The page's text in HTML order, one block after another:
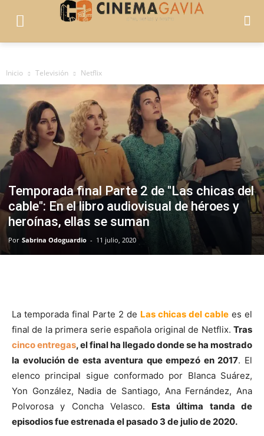
Inicio Televisión Netflix
Temporada final Parte 2 de "Las chicas del
cable": En el libro audiovisual de héroes y
heroínas, ellas se suman
Por Sabrina Odoguardio - 11 julio, 2020
La temporada final Parte 2 de Las chicas del cable es el
final de la primera serie española original de Netflix. Tras
cinco entregas, el final ha llegado donde se ha mostrado
la evolución de esta aventura que empezó en 2017. El
elenco principal sigue conformado por Blanca Suárez,
Yon González, Nadia de Santiago, Ana Fernández, Ana
Polvorosa y Concha Velasco. Esta última tanda de
episodios fue estrenada el pasado 3 de julio de 2020.